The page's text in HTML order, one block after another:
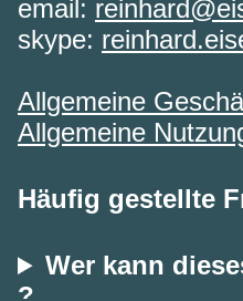
email:
skype:
Allgemeine
Allgemeine
Häufig gestellte
Wer kann